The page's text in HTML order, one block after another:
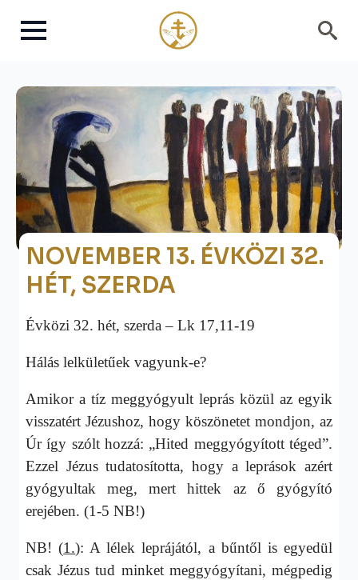
NOVEMBER 13. ÉVKÖZI 32.
HÉT, SZERDA
Évközi 32. hét, szerda – Lk 17,11-19
Hálás lelkületűek vagyunk-e?
Amikor a tíz meggyógyult leprás közül az egyik
visszatért Jézushoz, hogy köszönetet mondjon, az
Úr így szólt hozzá: „Hited meggyógyított téged”.
Ezzel Jézus tudatosította, hogy a leprások azért
gyógyultak meg, mert hittek az ő gyógyító
erejében. (1-5 NB!)
NB! (1.): A lélek leprájától, a bűntől is egyedül
csak Jézus tud minket meggyógyítani, mégpedig